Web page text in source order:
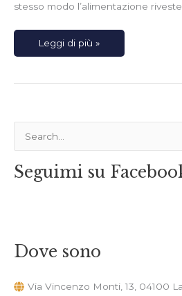
stesso modo l’alimentazione
Leggi di più »
rSeguimi su
Dove sono
Via Vincenzo Monti, 13, 04100